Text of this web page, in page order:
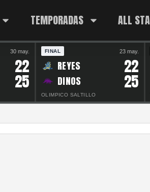
TEMPORADAS ALL
30 may.
22
25
FINAL 23 may.
REYES 22
DINOS 25
OLIMPICO SALTILLO